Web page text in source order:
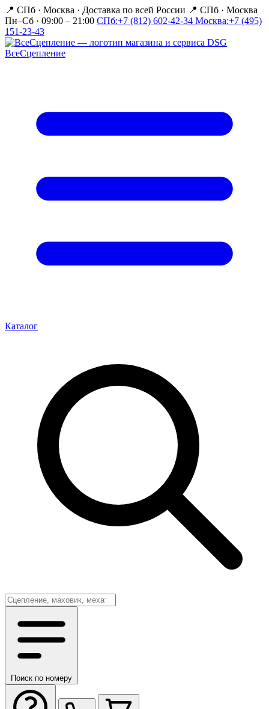
📍 СПб · Москва · Доставка по всей России 📍 СПб · Москва
Пн–Сб · 09:00 – 21:00 СПб:+7 (812) 602-42-34 Москва:+7 (495)
151-23-43
ВсеСцепление
Каталог
Поиск по номеру